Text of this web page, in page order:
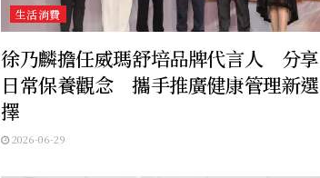
生活消費
徐乃麟擔任威瑪舒培品牌代言人 分享
日常保養觀念 攜手推廣健康管理新選
擇
2026-06-29